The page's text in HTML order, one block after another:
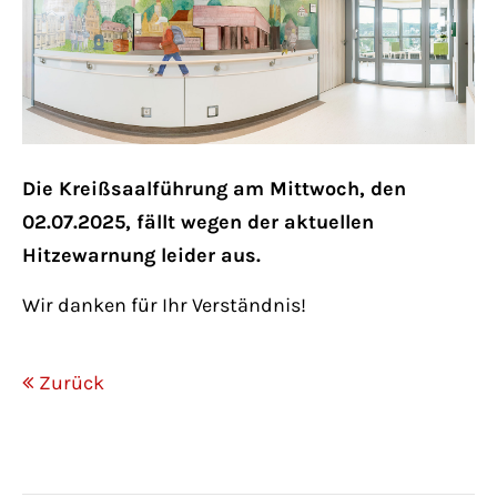
Lorem ipsum dolor sit amet:
24h/ 365days
We offer support for our customers
Mon - Fri 8:00am - 5:00pm
Get in touch
Die Kreißsaalführung am Mittwoch, den
02.07.2025, fällt wegen der aktuellen
Hitzewarnung leider aus.
Wir danken für Ihr Verständnis!
Zurück